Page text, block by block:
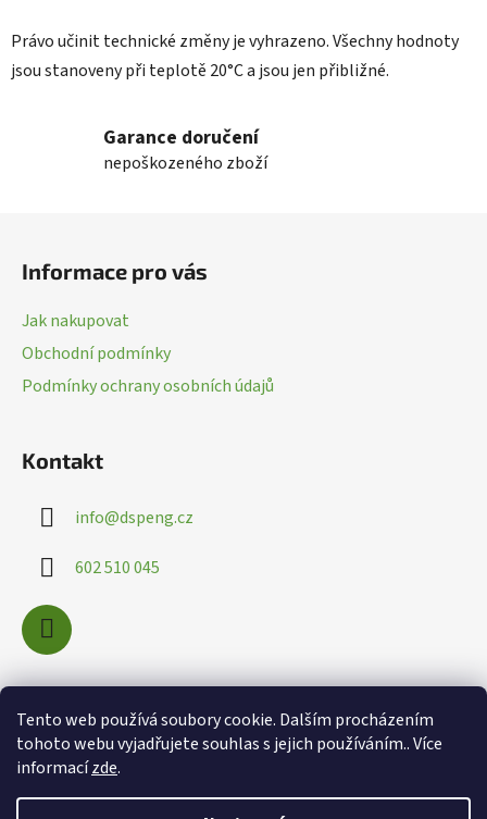
Tento web používá soubory cookie. Dalším procházením
tohoto webu vyjadřujete souhlas s jejich používáním.. Více
informacízde.
Právo učinit technické změny je vyhrazeno. Všechny hodnoty
jsou stanoveny při teplotě 20°C a jsou jen přibližné.
Garance doručení
nepoškozeného zboží
Informace pro vás
Jak nakupovat
Obchodní podmínky
Podmínky ochrany osobních údajů
Kontakt
info@dspeng.cz
602 510 045
Nákupní košík